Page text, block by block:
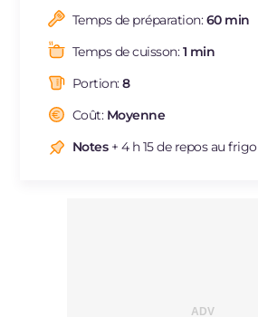
NL
BR
Temps de préparation:60 min
Temps de cuisson:1 min
Portion:8
Coût: Moyenne
Notes+ 4 h 15 de repos au frigo